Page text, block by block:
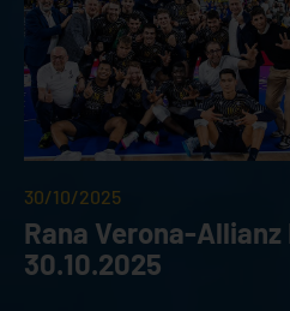
30/10/2025
Rana Verona-Allianz
30.10.2025